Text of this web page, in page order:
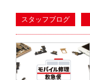
スタッフブログ